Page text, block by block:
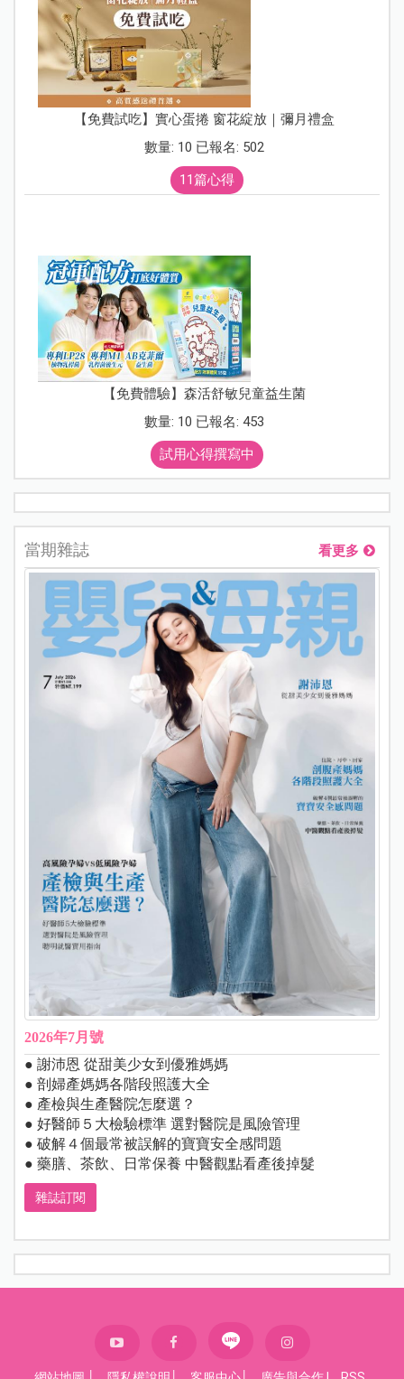
【免費試吃】實心蛋捲 窗花綻放｜彌月禮盒
數量: 10 已報名: 502
11篇心得
【免費體驗】森活舒敏兒童益生菌
數量: 10 已報名: 453
試用心得撰寫中
當期雜誌 看更多
2026年7月號
● 謝沛恩 從甜美少女到優雅媽媽
● 剖婦產媽媽各階段照護大全
● 產檢與生產醫院怎麼選？
● 好醫師５大檢驗標準 選對醫院是風險管理
● 破解４個最常被誤解的寶寶安全感問題
● 藥膳、茶飲、日常保養 中醫觀點看產後掉髮
雜誌訂閱